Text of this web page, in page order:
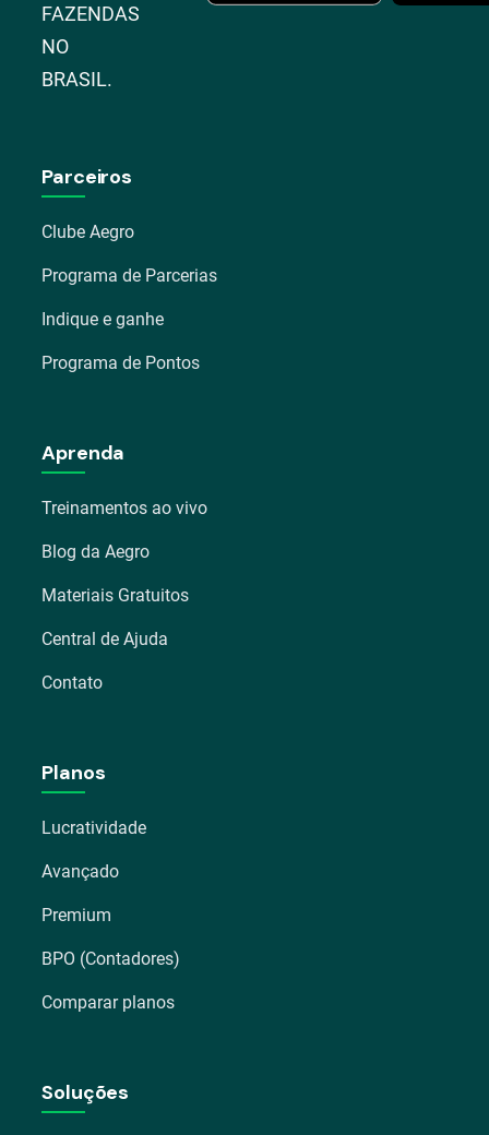
FAZENDAS
NO
BRASIL.
Parceiros
Clube Aegro
Programa de Parcerias
Indique e ganhe
Programa de Pontos
Aprenda
Treinamentos ao vivo
Blog da Aegro
Materiais Gratuitos
Central de Ajuda
Contato
Planos
Lucratividade
Avançado
Premium
BPO (Contadores)
Comparar planos
Soluções